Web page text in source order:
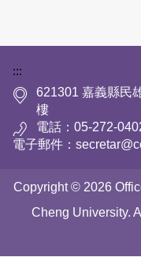
:::
621301 嘉義縣民
樓
電話：05-272-
電子郵件：
Copyright © 2026
Cheng University.